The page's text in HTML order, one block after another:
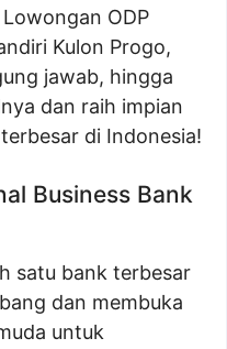
ODP
Kulon Progo,
jawab, hingga
dan raih impian
di Indonesia!
Business Bank
satu bank terbesar
dan membuka
untuk